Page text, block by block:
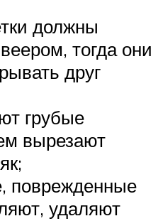
должны
тогда они
друг
грубые
вырезают
поврежденные
удаляют